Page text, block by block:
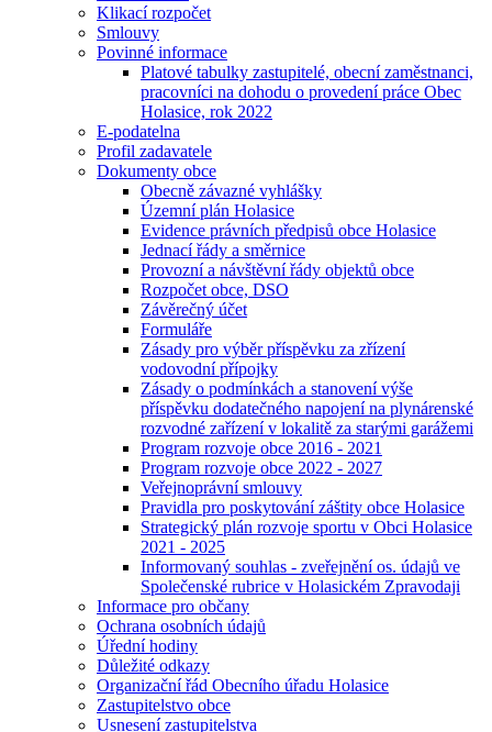
Klikací rozpočet
Smlouvy
Povinné informace
Platové tabulky zastupitelé, obecní zaměstnanci,
pracovníci na dohodu o provedení práce Obec
Holasice, rok 2022
E-podatelna
Profil zadavatele
Dokumenty obce
Obecně závazné vyhlášky
Územní plán Holasice
Evidence právních předpisů obce Holasice
Jednací řády a směrnice
Provozní a návštěvní řády objektů obce
Rozpočet obce, DSO
Závěrečný účet
Formuláře
Zásady pro výběr příspěvku za zřízení
vodovodní přípojky
Zásady o podmínkách a stanovení výše
příspěvku dodatečného napojení na plynárenské
rozvodné zařízení v lokalitě za starými garážemi
Program rozvoje obce 2016 - 2021
Program rozvoje obce 2022 - 2027
Veřejnoprávní smlouvy
Pravidla pro poskytování záštity obce Holasice
Strategický plán rozvoje sportu v Obci Holasice
2021 - 2025
Informovaný souhlas - zveřejnění os. údajů ve
Společenské rubrice v Holasickém Zpravodaji
Informace pro občany
Ochrana osobních údajů
Úřední hodiny
Důležité odkazy
Organizační řád Obecního úřadu Holasice
Zastupitelstvo obce
Usnesení zastupitelstva